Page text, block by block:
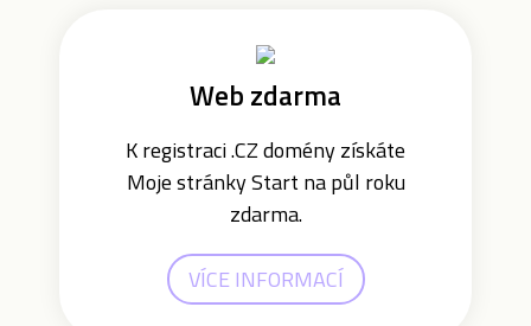
Web zdarma
K registraci .CZ domény získáte
Moje stránky Start na půl roku
zdarma.
VÍCE INFORMACÍ